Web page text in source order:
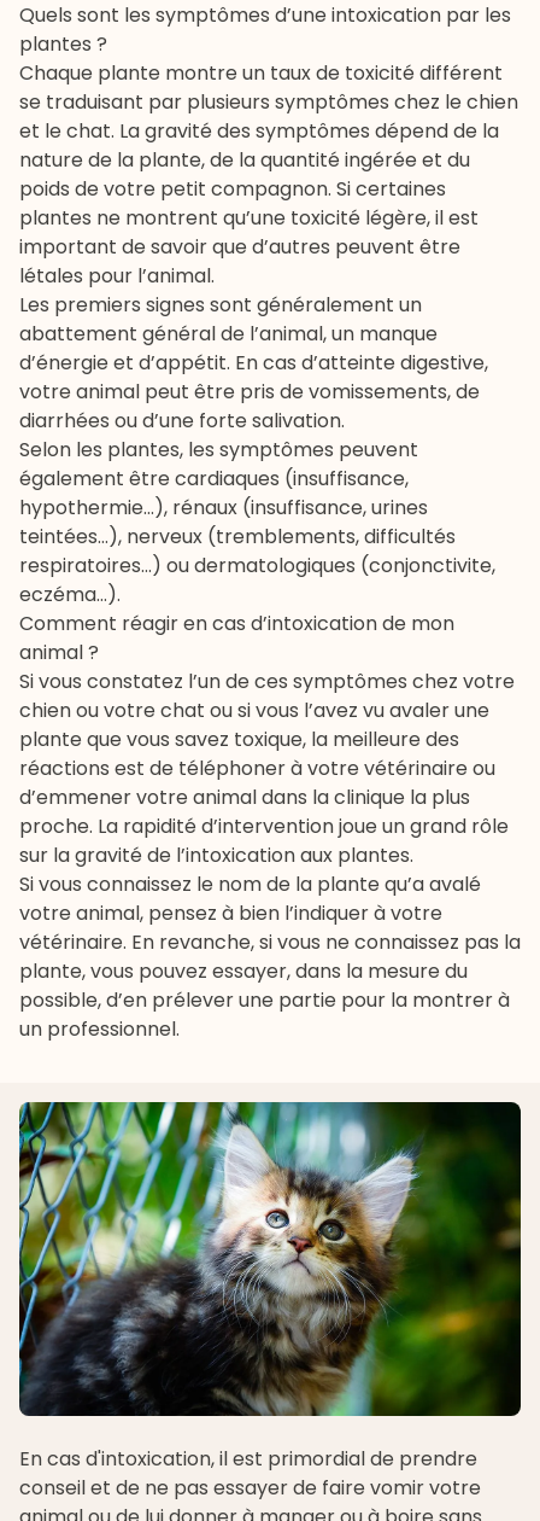
Quels sont les symptômes d’une intoxication par les
plantes ?
Chaque plante montre un taux de toxicité différent
se traduisant par plusieurs symptômes chez le chien
et le chat. La gravité des symptômes dépend de la
nature de la plante, de la quantité ingérée et du
poids de votre petit compagnon. Si certaines
plantes ne montrent qu’une toxicité légère, il est
important de savoir que d’autres peuvent être
létales pour l’animal.
Les premiers signes sont généralement un
abattement général de l’animal, un manque
d’énergie et d’appétit. En cas d’atteinte digestive,
votre animal peut être pris de vomissements, de
diarrhées ou d’une forte salivation.
Selon les plantes, les symptômes peuvent
également être cardiaques (insuffisance,
hypothermie...), rénaux (insuffisance, urines
teintées…), nerveux (tremblements, difficultés
respiratoires…) ou dermatologiques (conjonctivite,
eczéma…).
Comment réagir en cas d’intoxication de mon
animal ?
Si vous constatez l’un de ces symptômes chez votre
chien ou votre chat ou si vous l’avez vu avaler une
plante que vous savez toxique, la meilleure des
réactions est de téléphoner à votre vétérinaire ou
d’emmener votre animal dans la clinique la plus
proche. La rapidité d’intervention joue un grand rôle
sur la gravité de l’intoxication aux plantes.
Si vous connaissez le nom de la plante qu’a avalé
votre animal, pensez à bien l’indiquer à votre
vétérinaire. En revanche, si vous ne connaissez pas la
plante, vous pouvez essayer, dans la mesure du
possible, d’en prélever une partie pour la montrer à
un professionnel.
En cas d'intoxication, il est primordial de prendre
conseil et de ne pas essayer de faire vomir votre